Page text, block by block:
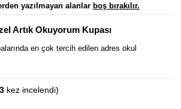
yazılmayan alanlar boş bırakılır.
Artık Okuyorum Kupası
en çok tercih edilen adres okul
kez incelendi)